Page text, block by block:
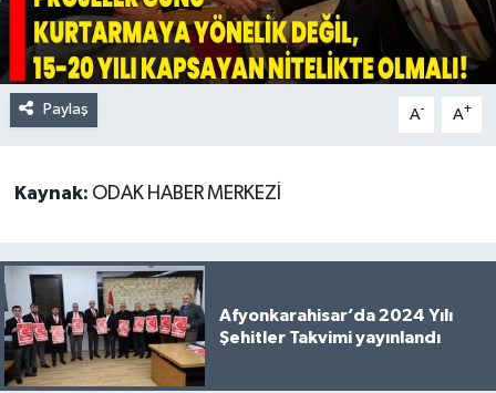
Paylaş A- A+
Kaynak: ODAK HABER MERKEZİ
Afyonkarahisar’da 2024 Yılı
Şehitler Takvimi yayınlandı